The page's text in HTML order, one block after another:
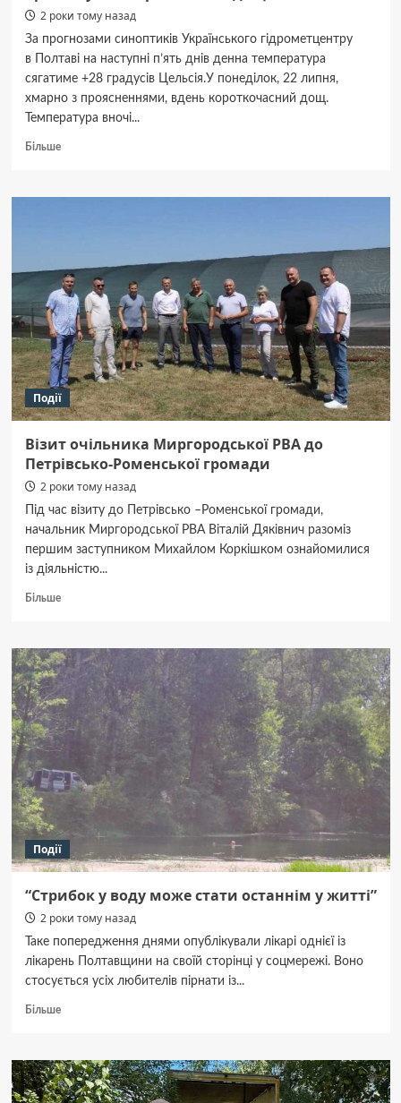
2 роки тому назад
За прогнозами синоптиків Українського гідрометцентру
в Полтаві на наступні п’ять днів денна температура
сягатиме +28 градусів Цельсія.У понеділок, 22 липня,
хмарно з проясненнями, вдень короткочасний дощ.
Температура вночі...
БільшеДокладніше
тиждень
Події
Візит очільника Миргородської РВА до
Петрівсько-Роменської громади
2 роки тому назад
Під час візиту до Петрівсько –Роменської громади,
начальник Миргородської РВА Віталій Дяківнич разоміз
першим заступником Михайлом Коркішком ознайомилися
із діяльністю...
БільшеДокладніше
очільника
Миргородської
РВА
до
Петрівсько-
Роменської
громади
Події
“Стрибок у воду може стати останнім у житті”
2 роки тому назад
Таке попередження днями опублікували лікарі однієї із
лікарень Полтавщини на своїй сторінці у соцмережі. Воно
стосується усіх любителів пірнати із...
БільшеДокладніше
у
воду
може